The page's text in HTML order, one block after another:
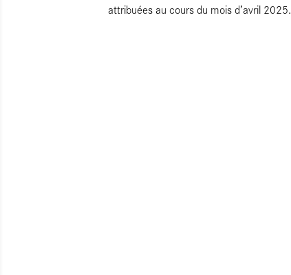
attribuées au cours du mois d’avril 2025.